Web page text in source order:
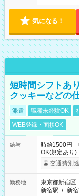
気になる！
短時間シフトあ
クッキーなどの
派遣 職種未経験OK
WEB登録・面接OK
給与
時給1500円
OK(規定あり)
交通費別
勤務地
東京都新宿区
新宿駅 / 新